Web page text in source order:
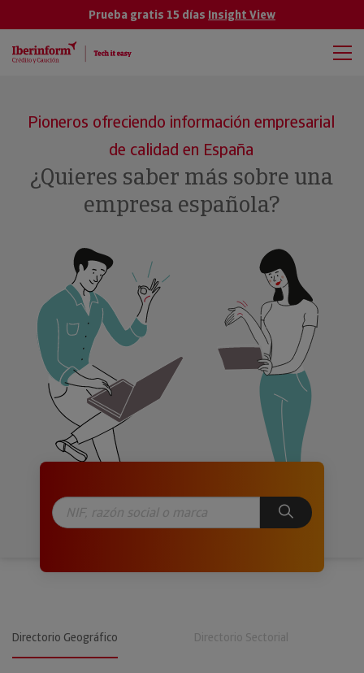
Prueba gratis 15 días Insight View
Pioneros ofreciendo información empresarial
de calidad en España
¿Quieres saber más sobre una
empresa española?
Directorio Geográfico Directorio Sectorial